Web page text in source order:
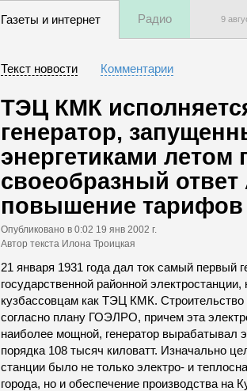
Газеты и интернет Радио 9
Текст новости Комментарии
ТЭЦ КМК
генератор,
энергетиками
своеобразный
повышение тарифов
Опубликовано в 0:02 19 янв 2002 г.
Автор текста Илона Троицкая
21 января 1931 года дал ток самый первый
государственной районной
кузбассовцам как ТЭЦ КМК.
согласно плану ГОЭЛРО, причем эта
наиболее мощной, генератор вырабатывал
порядка 108 тысяч киловатт. Изначально
станции было не только электро- и
города, но и обеспечение производства на